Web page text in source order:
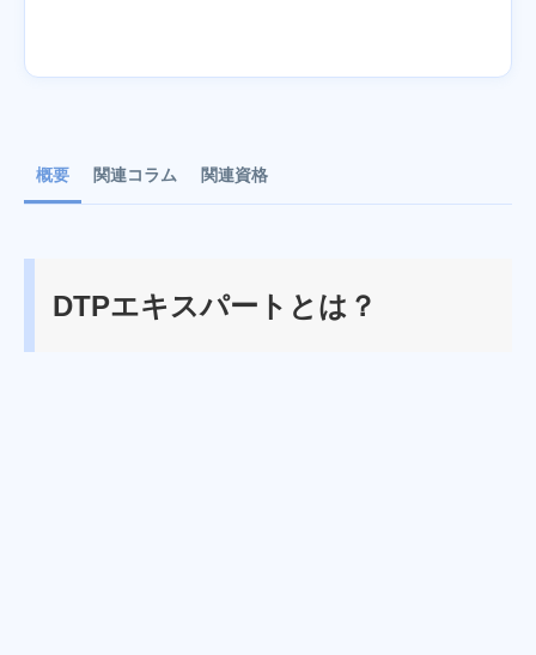
概要 関連コラム 関連資格
DTPエキスパートとは？